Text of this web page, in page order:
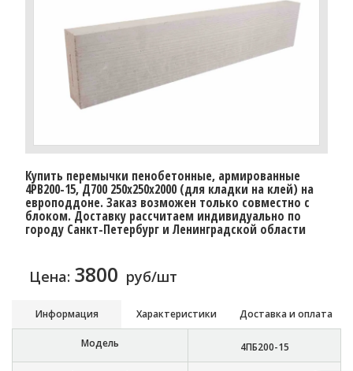
Купить перемычки пенобетонные, армированные
4PB200-15, Д700 250х250х2000 (для кладки на клей) на
европоддоне. Заказ возможен только совместно с
блоком. Доставку расcчитаем индивидуально по
городу Санкт-Петербург и Ленинградской области
Цена: 3800 руб/шт
Информация Характеристики Доставка и оплата
Модель 4ПБ200-15